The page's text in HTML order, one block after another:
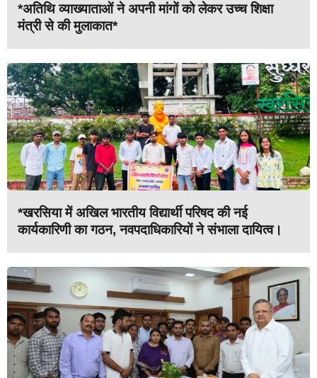
*अतिथि व्याख्याताओं ने अपनी मांगों को लेकर उच्च शिक्षा
मंत्री से की मुलाकात*
*खरसिया में अखिल भारतीय विद्यार्थी परिषद की नई
कार्यकारिणी का गठन, नवपदाधिकारियों ने संभाला दायित्व।